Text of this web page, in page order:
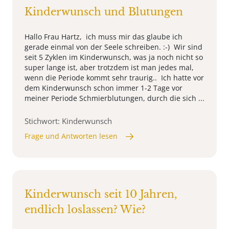
Kinderwunsch und Blutungen
Hallo Frau Hartz, ich muss mir das glaube ich
gerade einmal von der Seele schreiben. :-) Wir sind
seit 5 Zyklen im Kinderwunsch, was ja noch nicht so
super lange ist, aber trotzdem ist man jedes mal,
wenn die Periode kommt sehr traurig.. Ich hatte vor
dem Kinderwunsch schon immer 1-2 Tage vor
meiner Periode Schmierblutungen, durch die sich ...
Stichwort: Kinderwunsch
Frage und Antworten lesen
Kinderwunsch seit 10 Jahren,
endlich loslassen? Wie?